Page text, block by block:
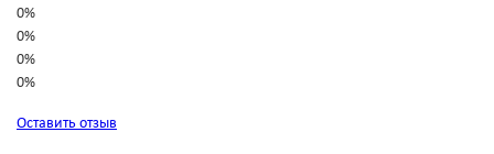
0%
0%
0%
0%
Оставить отзыв